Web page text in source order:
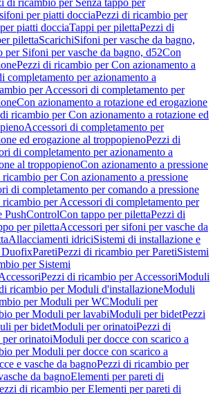
di ricambio per Senza tappo per
per piatti docciaPezzi di ricambio per
piatti docciaTappi per pilettaPezzi di
pilettaScarichiSifoni per vasche da bagno,
per Sifoni per vasche da bagno, d52Con
Pezzi di ricambio per Con azionamento a
completamento per azionamento a
per Accessori di completamento per
Con azionamento a rotazione ed erogazione
ricambio per Con azionamento a rotazione ed
Accessori di completamento per
ed erogazione al troppopienoPezzi di
di completamento per azionamento a
al troppopienoCon azionamento a pressione
per Con azionamento a pressione
di completamento per comando a pressione
per Accessori di completamento per
PushControlCon tappo per pilettaPezzi di
per pilettaAccessori per sifoni per vasche da
Allacciamenti idriciSistemi di installazione e
DuofixParetiPezzi di ricambio per ParetiSistemi
per Sistemi
Pezzi di ricambio per AccessoriModuli
ricambio per Moduli d'installazioneModuli
per Moduli per WCModuli per
per Moduli per lavabiModuli per bidetPezzi
per bidetModuli per orinatoiPezzi di
orinatoiModuli per docce con scarico a
per Moduli per docce con scarico a
e vasche da bagnoPezzi di ricambio per
da bagnoElementi per pareti di
di ricambio per Elementi per pareti di